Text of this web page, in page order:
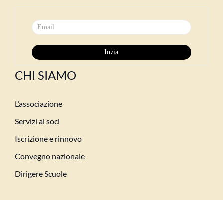
CHI SIAMO
L’associazione
Servizi ai soci
Iscrizione e rinnovo
Convegno nazionale
Dirigere Scuole